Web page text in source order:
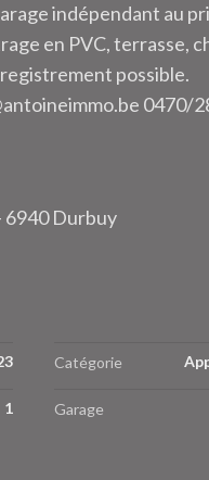
indépendant au
en PVC, terrasse,
possible.
0470/
6940 Durbuy
Catégorie
1 Garage